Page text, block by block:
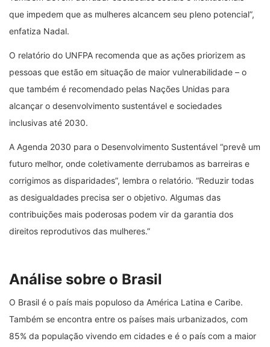
que impedem que as mulheres alcancem seu pleno potencial”,
enfatiza Nadal.
O relatório do UNFPA recomenda que as ações priorizem as
pessoas que estão em situação de maior vulnerabilidade – o
que também é recomendado pelas Nações Unidas para
alcançar o desenvolvimento sustentável e sociedades
inclusivas até 2030.
A Agenda 2030 para o Desenvolvimento Sustentável “prevê um
futuro melhor, onde coletivamente derrubamos as barreiras e
corrigimos as disparidades”, lembra o relatório. “Reduzir todas
as desigualdades precisa ser o objetivo. Algumas das
contribuições mais poderosas podem vir da garantia dos
direitos reprodutivos das mulheres.”
Análise sobre o Brasil
O Brasil é o país mais populoso da América Latina e Caribe.
Também se encontra entre os países mais urbanizados, com
85% da população vivendo em cidades e é o país com a maior